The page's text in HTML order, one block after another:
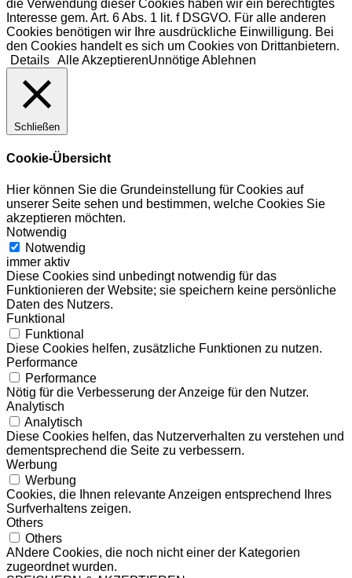
die Verwendung dieser Cookies haben wir ein berechtigtes
Interesse gem. Art. 6 Abs. 1 lit. f DSGVO. Für alle anderen
Cookies benötigen wir Ihre ausdrückliche Einwilligung. Bei
den Cookies handelt es sich um Cookies von Drittanbietern.
Details Alle AkzeptierenUnnötige Ablehnen
Schließen
Cookie-Übersicht
Hier können Sie die Grundeinstellung für Cookies auf
unserer Seite sehen und bestimmen, welche Cookies Sie
akzeptieren möchten.
Notwendig
Notwendig
immer aktiv
Diese Cookies sind unbedingt notwendig für das
Funktionieren der Website; sie speichern keine persönliche
Daten des Nutzers.
Funktional
Funktional
Diese Cookies helfen, zusätzliche Funktionen zu nutzen.
Performance
Performance
Nötig für die Verbesserung der Anzeige für den Nutzer.
Analytisch
Analytisch
Diese Cookies helfen, das Nutzerverhalten zu verstehen und
dementsprechend die Seite zu verbessern.
Werbung
Werbung
Cookies, die Ihnen relevante Anzeigen entsprechend Ihres
Surfverhaltens zeigen.
Others
Others
ANdere Cookies, die noch nicht einer der Kategorien
zugeordnet wurden.